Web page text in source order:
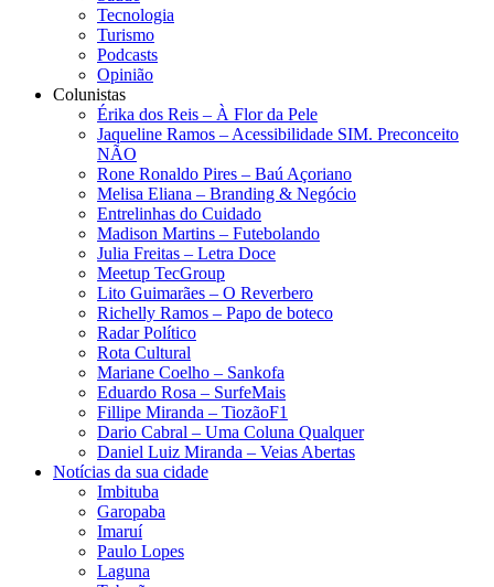
Tecnologia
Turismo
Podcasts
Opinião
Colunistas
Érika dos Reis​ – À Flor da Pele
Jaqueline Ramos – Acessibilidade SIM. Preconceito
NÃO
Rone Ronaldo Pires – Baú Açoriano
Melisa Eliana – Branding & Negócio
Entrelinhas do Cuidado
Madison Martins – Futebolando
Julia Freitas​ – Letra Doce
Meetup TecGroup
Lito Guimarães – O Reverbero
Richelly Ramos​ – Papo de boteco
Radar Político
Rota Cultural
Mariane Coelho – Sankofa
Eduardo Rosa​ – SurfeMais
Fillipe Miranda – TiozãoF1
Dario Cabral – Uma Coluna Qualquer
Daniel Luiz Miranda – Veias Abertas
Notícias da sua cidade
Imbituba
Garopaba
Imaruí
Paulo Lopes
Laguna